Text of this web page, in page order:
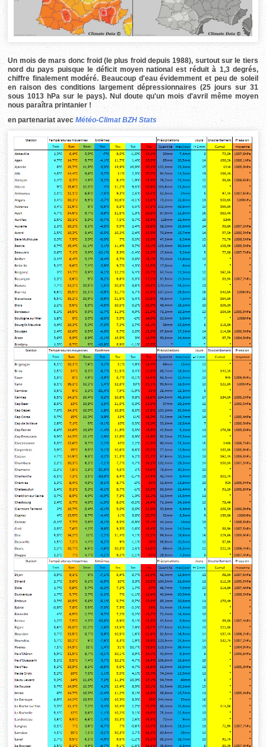
Un mois de mars donc froid (le plus froid depuis 1988), surtout sur le tiers
nord du pays puisque le déficit moyen national est réduit à 1,3 degrés,
chiffre finalement modéré. Beaucoup d'eau évidemment et peu de soleil
en raison des conditions largement dépressionnaires (25 jours sur 31
sous 1013 hPa sur le pays). Nul doute qu'un mois d'avril même moyen
nous paraîtra printanier !
en partenariat avecMétéo-Climat BZH Stats